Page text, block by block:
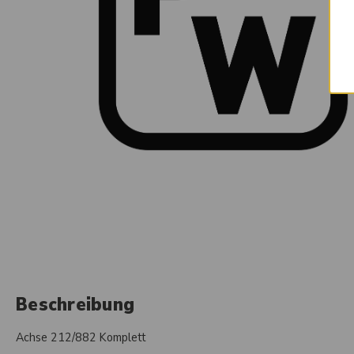
Beschreibung
Achse 212/882 Komplett